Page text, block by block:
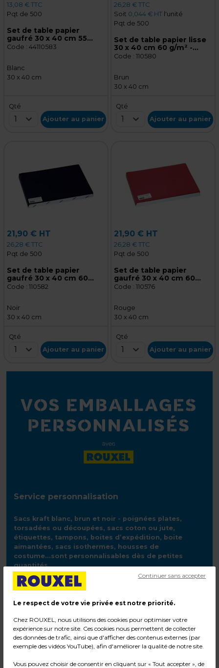
13,08 € TTC
Pqt de 500
Set de table papier
gaufré 30 x 40 cm 55
g/m² - Blanc mat - Lot de
Code : 44110583
Blanc
30 x 40 cm
Qté
1 Ajouter au panier
26,28 € TTC
Soit 0,044 € HTl'unité
Pqt de 500
Set de table papier lisse
30 x 40 cm 60 g/m² -
Brun naturel - Lot de 500
Code : 110580
Brun
30 x 40 cm
Qté
1 Ajouter au panier
21,90 € HT
26,28 € TTC
Pqt de 500
Set de table papier
gaufré 30 x 40 cm 60
g/m² - Noir - Lot de 500
Code : 110582
Noir
30 x 40 cm
Qté
1 Ajouter au panier
21,90 € HT
26,28 € TTC
Pqt de 500
Set de table papier
gaufré 30 x 40 cm 60
g/m² - Rouge - Lot de 500
Code : 110576
Rouge
30 x 40 cm
Qté
1 Ajouter au panier
Service personnalisation
Sacs kraft blanc, brun et noir - poignées plates,
torsadées ou découpées, sacs coton ou jute,
étiquettes, tampons, boites d’expédition, boite
aimantées, sacs isothermes, housses de
costume...sont personnalisables dès de petites
quantités.
Demander un devis
Le respect de votre vie privée est notre priorité.
Chez ROUXEL, nous utilisons des cookies pour optimiser votre
expérience sur notre site. Ces cookies nous permettent de collecter
des données de trafic, ainsi que d'afficher des contenus externes (par
exemple des vidéos YouTube), afin d'améliorer la qualité de notre site.
Vous pouvez choisir de consentir en cliquant sur « Tout accepter », de
Continuer sans accepter